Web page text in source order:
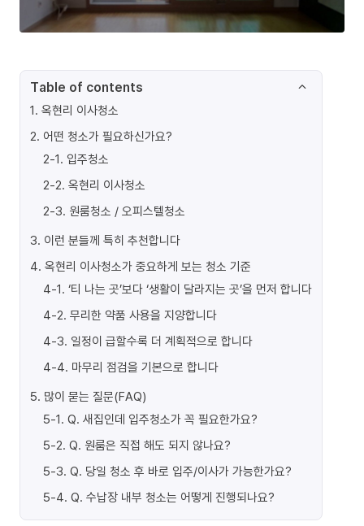
Table of contents
1. 옥현리 이사청소
2. 어떤 청소가 필요하신가요?
2-1. 입주청소
2-2. 옥현리 이사청소
2-3. 원룸청소 / 오피스텔청소
3. 이런 분들께 특히 추천합니다
4. 옥현리 이사청소가 중요하게 보는 청소 기준
4-1. ‘티 나는 곳’보다 ‘생활이 달라지는 곳’을 먼저 합니다
4-2. 무리한 약품 사용을 지양합니다
4-3. 일정이 급할수록 더 계획적으로 합니다
4-4. 마무리 점검을 기본으로 합니다
5. 많이 묻는 질문(FAQ)
5-1. Q. 새집인데 입주청소가 꼭 필요한가요?
5-2. Q. 원룸은 직접 해도 되지 않나요?
5-3. Q. 당일 청소 후 바로 입주/이사가 가능한가요?
5-4. Q. 수납장 내부 청소는 어떻게 진행되나요?